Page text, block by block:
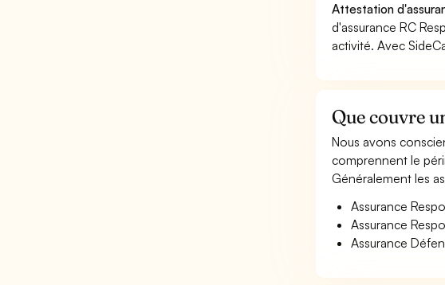
Attestation
d'assurance RC
activité. Avec
Que couvre
Nous avons
comprennent le
Généralement les
Assurance
Assurance
Assurance